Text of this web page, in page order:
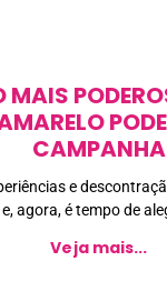
CAMPANHA
e
agora, é tempo de
Veja mais...